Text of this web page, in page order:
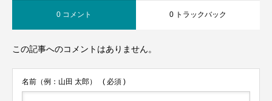
0 コメント 0 トラックバック
この記事へのコメントはありません。
名前（例：山田 太郎） ( 必須 )